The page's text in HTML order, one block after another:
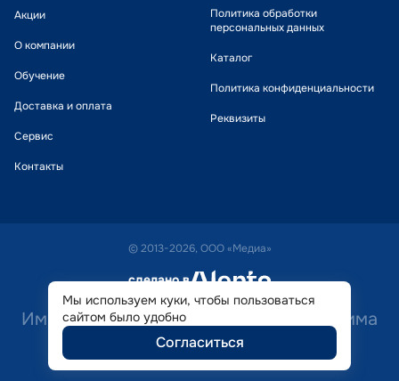
Акции
О компании
Обучение
Доставка и оплата
Сервис
Контакты
Политика обработки
персональных данных
Каталог
Политика конфиденциальности
Реквизиты
© 2013-2026, ООО «Медиа»
сделано в alente
Имеются противопоказания. Необходима
консультация специалиста.
Мы используем куки, чтобы пользоваться
сайтом было удобно
Согласиться